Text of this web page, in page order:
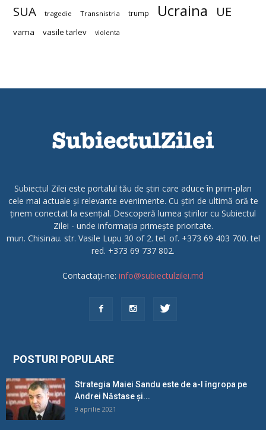
SUA tragedie Transnistria trump Ucraina UE
vama vasile tarlev violenta
Subiectul Zilei este portalul tău de știri care aduce în prim-plan
cele mai actuale și relevante evenimente. Cu știri de ultimă oră te
ținem conectat la esențial. Descoperă lumea știrilor cu Subiectul
Zilei - unde informația primește prioritate.
mun. Chisinau. str. Vasile Lupu 30 of 2. tel. of. +373 69 403 700. tel
red. +373 69 737 802.
Contactați-ne: info@subiectulzilei.md
POSTURI POPULARE
Strategia Maiei Sandu este de a-l îngropa pe
Andrei Năstase și...
9 aprilie 2021